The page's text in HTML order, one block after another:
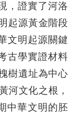
證實了河洛
起源黃金階段
文明起源關鍵
古學實證材料
樹遺址為中心
河文化之根，
中華文明的胚